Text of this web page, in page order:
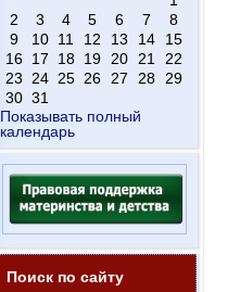
2
3 4 5 6 7
8
9
10 11 12 13 14
15
16 17 18 19 20 21
22
23
24 25 26 27 28
29
30 31
Показывать полный
календарь
Поиск по сайту